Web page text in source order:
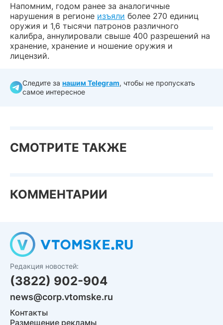
Напомним, годом ранее за аналогичные
нарушения в регионе изъяли более 270 единиц
оружия и 1,6 тысячи патронов различного
калибра, аннулировали свыше 400 разрешений на
хранение, хранение и ношение оружия и
лицензий.
Следите за нашим Telegram, чтобы не пропускать
самое интересное
СМОТРИТЕ ТАКЖЕ
КОММЕНТАРИИ
Редакция новостей:
(3822) 902-904
news@corp.vtomske.ru
Контакты
Размещение рекламы